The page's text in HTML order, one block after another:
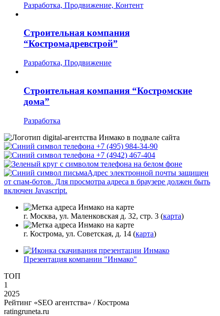
Разработка, Продвижение, Контент
Строительная компания
“Костромадревстрой”
Разработка, Продвижение
Строительная компания “Костромские
дома”
Разработка
+7 (495) 984-34-90
+7 (4942) 467-404
Адрес электронной почты защищен
от спам-ботов. Для просмотра адреса в браузере должен быть
включен Javascript.
г. Москва, ул. Маленковская д. 32, стр. 3 (карта)
г. Кострома, ул. Советская, д. 14 (карта)
Презентация компании "Инмако"
ТОП
1
2025
Рейтинг «SEO агентства» / Кострома
ratingruneta.ru